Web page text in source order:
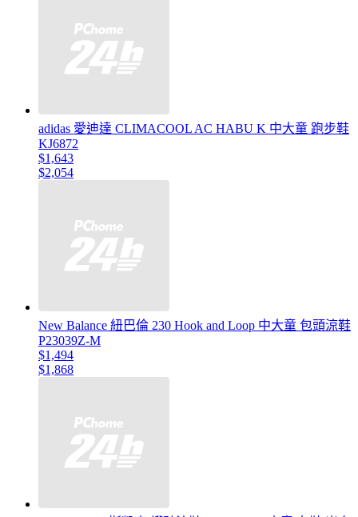
adidas 愛迪達 CLIMACOOL AC HABU K 中大童 跑步鞋
KJ6872
$1,643
$2,054
New Balance 紐巴倫 230 Hook and Loop 中大童 包頭涼鞋
P23039Z-M
$1,494
$1,868